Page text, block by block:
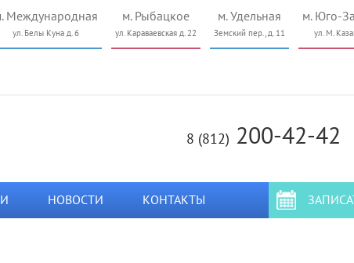
Международная
ул. Белы Куна д. 6
м. Рыбацкое
ул. Караваевская д. 22
м. Удельная
Земский пер., д. 11
м. Юго-
ул. М.
8 (812) 200-42-42
НОВОСТИ КОНТАКТЫ